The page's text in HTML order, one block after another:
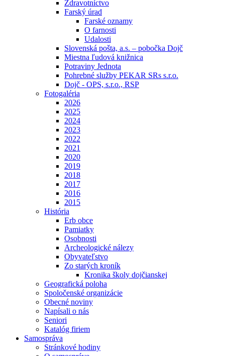
Zdravotníctvo
Farský úrad
Farské oznamy
O farnosti
Udalosti
Slovenská pošta, a.s. – pobočka Dojč
Miestna ľudová knižnica
Potraviny Jednota
Pohrebné služby PEKAR SRs s.r.o.
Dojč - OPS, s.r.o., RSP
Fotogaléria
2026
2025
2024
2023
2022
2021
2020
2019
2018
2017
2016
2015
História
Erb obce
Pamiatky
Osobnosti
Archeologické nálezy
Obyvateľstvo
Zo starých kroník
Kronika školy dojčianskej
Geografická poloha
Spoločenské organizácie
Obecné noviny
Napísali o nás
Seniori
Katalóg firiem
Samospráva
Stránkové hodiny